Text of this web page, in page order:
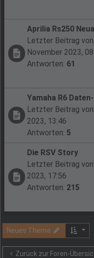
Aprilia Rs250
Letzter Beitrag von
November 2023,
Antworten: 61
Yamaha R6
Letzter Beitrag von
2023, 13:46
Antworten: 5
Die RSV Story
Letzter Beitrag von
2023, 17:56
Antworten: 215
Neues Thema
Zurück zur Foren-